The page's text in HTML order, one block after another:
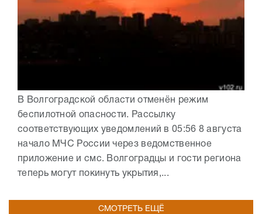
В Волгоградской области отменён режим
беспилотной опасности. Рассылку
соответствующих уведомлений в 05:56 8 августа
начало МЧС России через ведомственное
приложение и смс. Волгоградцы и гости региона
теперь могут покинуть укрытия,...
СМОТРЕТЬ ЕЩЁ